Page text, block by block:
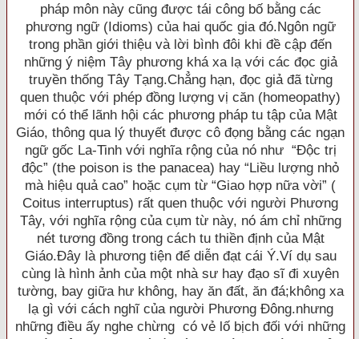
pháp môn này cũng được tái công bố bằng các
phương ngữ (Idioms) của hai quốc gia đó.Ngôn ngữ
trong phần giới thiệu và lời bình đôi khi đề cập đến
những ý niệm Tây phương khá xa lạ với các đọc giả
truyền thống Tây Tạng.Chẳng hạn, đọc giả đã từng
quen thuộc với phép đồng lượng vị căn (homeopathy)
mới có thể lãnh hội các phương pháp tu tập của Mật
Giáo, thông qua lý thuyết được cô đọng bằng các ngạn
ngữ gốc La-Tinh với nghĩa rộng của nó như “Ðộc trị
độc” (the poison is the panacea) hay “Liều lượng nhỏ
mà hiệu quả cao” hoặc cụm từ “Giao hợp nữa vời” (
Coitus interruptus) rất quen thuộc với người Phương
Tây, với nghĩa rộng của cụm từ này, nó ám chỉ những
nét tương đồng trong cách tu thiền định của Mật
Giáo.Ðây là phương tiện để diễn đạt cái Ý.Ví dụ sau
cùng là hình ảnh của một nhà sư hay đạo sĩ đi xuyên
tường, bay giữa hư không, hay ăn đất, ăn đá;không xa
lạ gì với cách nghĩ của người Phương Ðông.nhưng
những điều ấy nghe chừng có vẻ lố bịch đối với những